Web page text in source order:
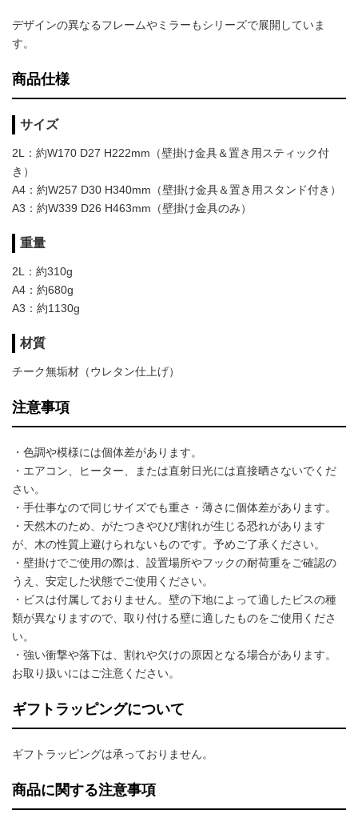
デザインの異なるフレームやミラーもシリーズで展開していま
す。
商品仕様
サイズ
2L：約W170 D27 H222mm（壁掛け金具＆置き用スティック付
き）
A4：約W257 D30 H340mm（壁掛け金具＆置き用スタンド付き）
A3：約W339 D26 H463mm（壁掛け金具のみ）
重量
2L：約310g
A4：約680g
A3：約1130g
材質
チーク無垢材（ウレタン仕上げ）
注意事項
・色調や模様には個体差があります。
・エアコン、ヒーター、または直射日光には直接晒さないでくだ
さい。
・手仕事なので同じサイズでも重さ・薄さに個体差があります。
・天然木のため、がたつきやひび割れが生じる恐れがあります
が、木の性質上避けられないものです。予めご了承ください。
・壁掛けでご使用の際は、設置場所やフックの耐荷重をご確認の
うえ、安定した状態でご使用ください。
・ビスは付属しておりません。壁の下地によって適したビスの種
類が異なりますので、取り付ける壁に適したものをご使用くださ
い。
・強い衝撃や落下は、割れや欠けの原因となる場合があります。
お取り扱いにはご注意ください。
ギフトラッピングについて
ギフトラッピングは承っておりません。
商品に関する注意事項